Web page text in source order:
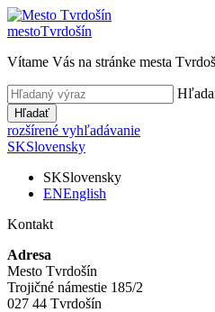
mestoTvrdošín
Vítame Vás na stránke mesta
Hľadať
rozšírené vyhľadávanie
SKSlovensky
SKSlovensky
ENEnglish
Kontakt
Adresa
Mesto Tvrdošín
Trojičné námestie 185/2
027 44 Tvrdošín